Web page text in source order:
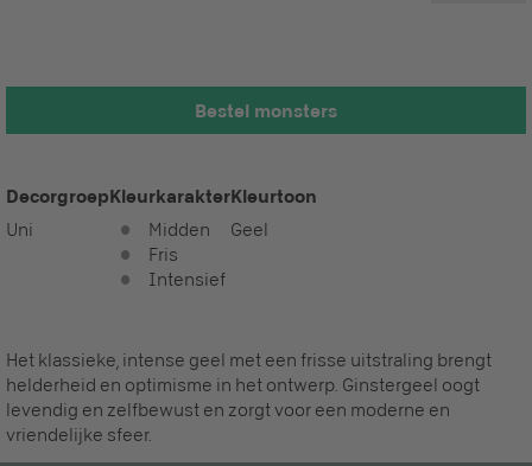
Bestel monsters
Decorgroep
Uni
Kleurkarakter
Midden
Fris
Intensief
Kleurtoon
Geel
Het klassieke, intense geel met een frisse uitstraling brengt
helderheid en optimisme in het ontwerp. Ginstergeel oogt
levendig en zelfbewust en zorgt voor een moderne en
vriendelijke sfeer.